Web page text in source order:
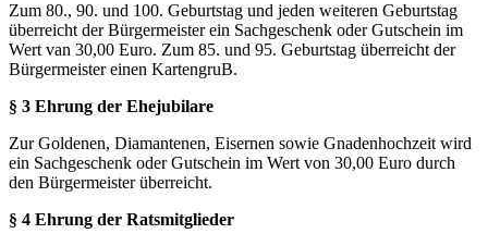
Zum 80., 90. und 100. Geburtstag und jeden weiteren Geburtstag
überreicht der Bürgermeister ein Sachgeschenk oder Gutschein im
Wert van 30,00 Euro. Zum 85. und 95. Geburtstag überreicht der
Bürgermeister einen KartengruB.
§ 3 Ehrung der Ehejubilare
Zur Goldenen, Diamantenen, Eisernen sowie Gnadenhochzeit wird
ein Sachgeschenk oder Gutschein im Wert von 30,00 Euro durch
den Bürgermeister überreicht.
§ 4 Ehrung der Ratsmitglieder